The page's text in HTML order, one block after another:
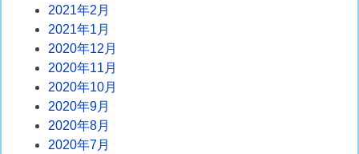
2021年2月
2021年1月
2020年12月
2020年11月
2020年10月
2020年9月
2020年8月
2020年7月